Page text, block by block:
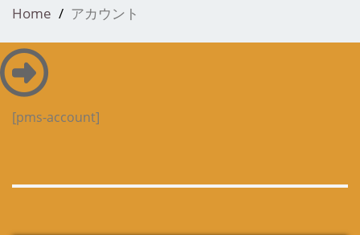
Home アカウント
[pms-account]